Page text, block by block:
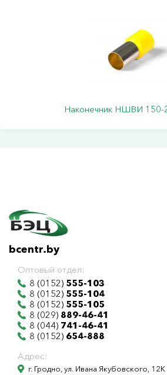
Наконечник НШВИ 150-
bcentr.by
Оптовый отдел:
8 (0152) 555-103
8 (0152) 555-104
8 (0152) 555-105
8 (029) 889-46-41
8 (044) 741-46-41
8 (0152) 654-888
Адрес:
г. Гродно, ул. Ивана Якубовского, 12К